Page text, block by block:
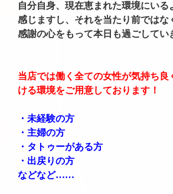
自分自身、現在恵まれた環境にいる
感じますし、それを当たり前ではな
感謝の心をもって本日も過ごしてい
当店では働く全ての女性が気持ち良
ける環境をご用意しております！
・未経験の方
・主婦の方
・タトゥーがある方
・出戻りの方
などなど……